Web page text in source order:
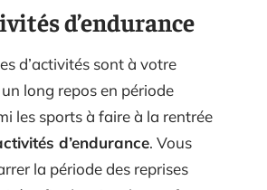
d’endurance
d’activités sont à votre
long repos en période
les sports à faire à la rentrée
d’endurance. Vous
la période des reprises